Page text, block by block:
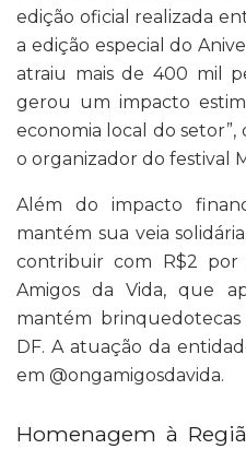
edição oficial realizada
a edição especial do
atraiu mais de 400 mil
gerou um impacto
economia local do setor”,
o organizador do festival
Além do impacto
mantém sua veia
contribuir com R$2
Amigos da Vida, que
mantém
DF. A atuação da
em @ongamigosdavida.
Homenagem à